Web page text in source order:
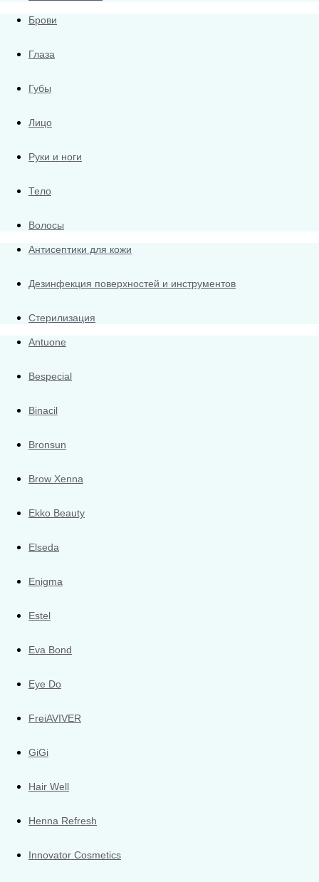
Брови
Глаза
Губы
Лицо
Руки и ноги
Тело
Волосы
Антисептики для кожи
Дезинфекция поверхностей и инструментов
Стерилизация
Antuone
Bespecial
Binacil
Bronsun
Brow Xenna
Ekko Beauty
Elseda
Enigma
Estel
Eva Bond
Eye Do
FreiAVIVER
GiGi
Hair Well
Henna Refresh
Innovator Cosmetics